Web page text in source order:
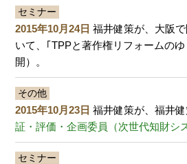
セミナー
2015年10月24日 福井健策が、大阪
いて、｢TPPと著作権リフォームの
開）。
その他
2015年10月23日 福井健策が、福井
証・評価・企画委員（次世代知財シ
セミナー